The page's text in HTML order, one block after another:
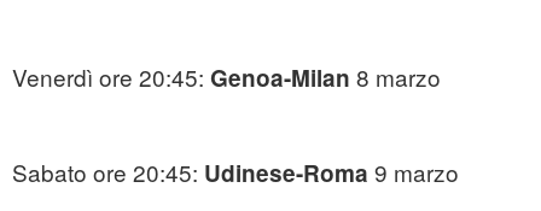
Venerdì ore 20:45: Genoa-Milan 8 marzo
Sabato ore 20:45: Udinese-Roma 9 marzo